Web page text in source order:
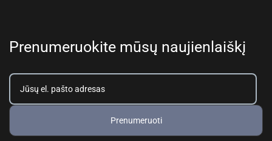
Prenumeruokite mūsų naujienlaiškį
Prenumeruoti